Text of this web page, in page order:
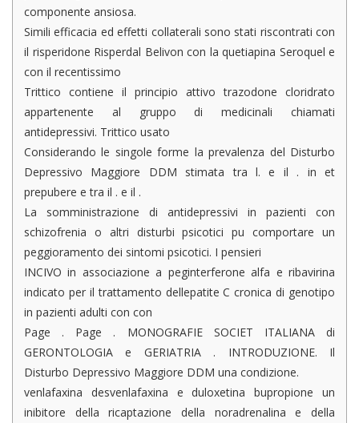
componente ansiosa.
Simili efficacia ed effetti collaterali sono stati riscontrati con
il risperidone Risperdal Belivon con la quetiapina Seroquel e
con il recentissimo
Trittico contiene il principio attivo trazodone cloridrato
appartenente al gruppo di medicinali chiamati
antidepressivi. Trittico usato
Considerando le singole forme la prevalenza del Disturbo
Depressivo Maggiore DDM stimata tra l. e il . in et
prepubere e tra il . e il .
La somministrazione di antidepressivi in pazienti con
schizofrenia o altri disturbi psicotici pu comportare un
peggioramento dei sintomi psicotici. I pensieri
INCIVO in associazione a peginterferone alfa e ribavirina
indicato per il trattamento dellepatite C cronica di genotipo
in pazienti adulti con con
Page . Page . MONOGRAFIE SOCIET ITALIANA di
GERONTOLOGIA e GERIATRIA . INTRODUZIONE. Il
Disturbo Depressivo Maggiore DDM una condizione.
venlafaxina desvenlafaxina e duloxetina bupropione un
inibitore della ricaptazione della noradrenalina e della